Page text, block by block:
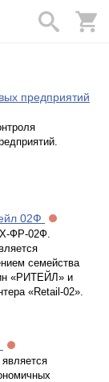
предприятий
02Ф
ФР-02Ф.
семейства
«РИТЕЙЛ» и
«Retail-02».